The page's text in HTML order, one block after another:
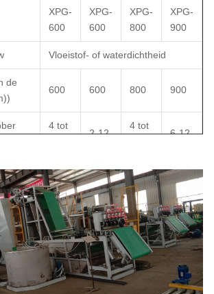
XPG-
600
XPG-
600
XPG-
800
XPG-
900
Vloeistof- of waterdichtheid
de
600 600 800 900
4 tot
2-12
4 tot
6-12
(°C)
10 10 15
3-24 3-24 3-35
4 tot